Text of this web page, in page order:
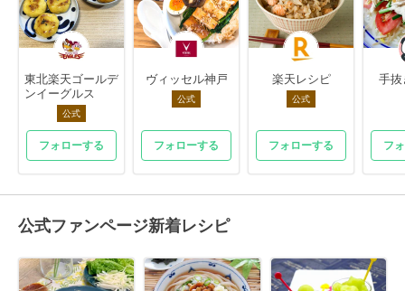
東北楽天ゴールデ
ンイーグルス
公式
フォローする
ヴィッセル神戸
公式
フォローする
楽天レシピ
公式
フォローする
手抜
フ
公式ファンページ新着レシピ